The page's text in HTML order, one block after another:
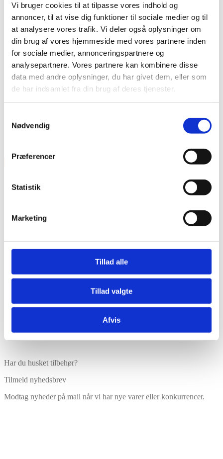
Vi bruger cookies til at tilpasse vores indhold og
annoncer, til at vise dig funktioner til sociale medier og til
at analysere vores trafik. Vi deler også oplysninger om
din brug af vores hjemmeside med vores partnere inden
for sociale medier, annonceringspartnere og
analysepartnere. Vores partnere kan kombinere disse
data med andre oplysninger, du har givet dem, eller som
de har indsamlet fra din brug af deres tjenester.
Nødvendig
Præferencer
Statistik
Marketing
Tillad alle
Tillad valgte
Afvis
Maks watt: 2000 mW
Kontinuerlig watt: 350 mW
Følsomhed: 98 dB
Vægt: 302 gram
Foldbar: ja
Features
Vare lagt i kurv
Har du husket tilbehør?
Tilmeld nyhedsbrev
Modtag nyheder på mail når vi har nye varer eller konkurrencer.